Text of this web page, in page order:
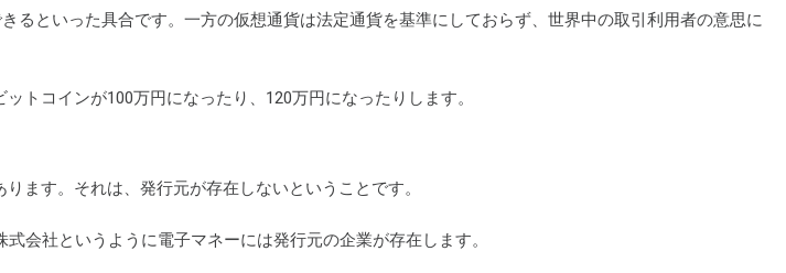
るといった具合です。一方の仮想通貨は法定通貨を基準にしておらず、世界中の取引利用者の意思に
トコインが100万円になったり、120万円になったりします。
ます。それは、発行元が存在しないということです。
式会社というように電子マネーには発行元の企業が存在します。